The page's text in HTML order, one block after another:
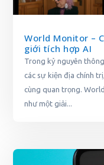
World Monitor –
giới tích hợp AI
Trong kỷ nguyên
các sự kiện địa chính
cùng quan trọng.
như một giải...